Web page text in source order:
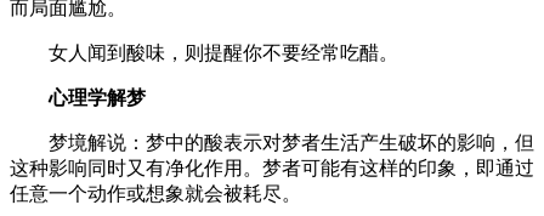
而局面尴尬。
女人闻到酸味，则提醒你不要经常吃醋。
心理学解梦
梦境解说：梦中的酸表示对梦者生活产生破坏的影响，但
这种影响同时又有净化作用。梦者可能有这样的印象，即通过
任意一个动作或想象就会被耗尽。